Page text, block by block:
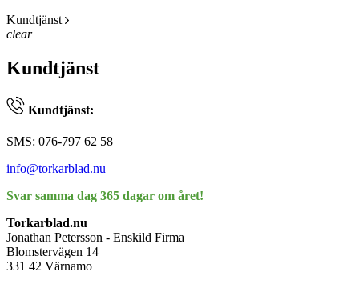
Kundtjänst
clear
Kundtjänst
Kundtjänst:
SMS: 076-797 62 58
info@torkarblad.nu
Svar samma dag 365 dagar om året!
Torkarblad.nu
Jonathan Petersson - Enskild Firma
Blomstervägen 14
331 42 Värnamo